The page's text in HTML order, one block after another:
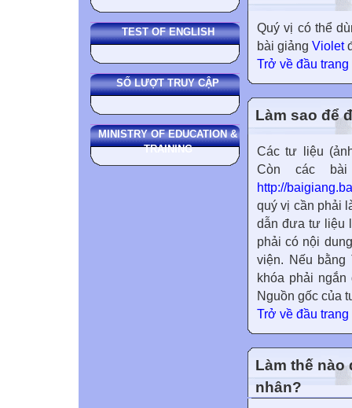
TEST OF ENGLISH
SỐ LƯỢT TRUY CẬP
MINISTRY OF EDUCATION &
TRAINING
Quý vị có thể
bài giảng Violet
Trở về đầu trang
Làm sao để
Các tư liệu
Còn các bài
http://
quý vị cần phải
dẫn đưa tư liệu
phải có nội
viện. Nếu bằng
khóa phải
Nguồn gốc của
Trở về đầu trang
Làm thế nào
nhân?